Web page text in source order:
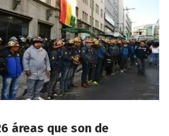
áreas que son de